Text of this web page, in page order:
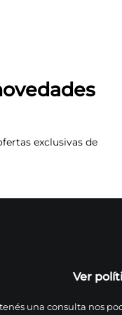
exclusivas de
Ver
una consulta nos